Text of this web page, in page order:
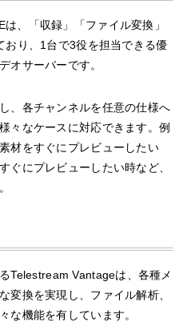
、「収録」「ファイル変換」
おり、1台で3役を担当できる優
オサーバーです。
、各チャンネルを任意の仕様へ
々なケースに対応できます。例
材をすぐにプレビューしたい
ぐにプレビューしたい時など、
Telestream Vantageは、各種メ
変換を実現し、ファイル解析、
な機能を有しています。